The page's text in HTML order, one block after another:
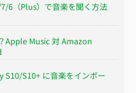
6（Plus）で音楽を聞く方法
Apple Music 対 Amazon
S10/S10+ に音楽をインポー